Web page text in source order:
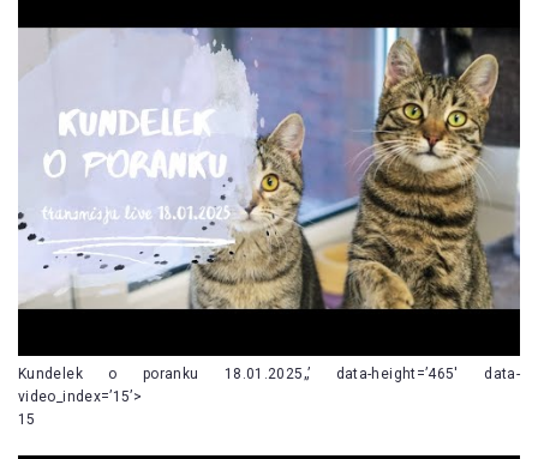
Kundelek o poranku 18.01.2025„’ data-height=’465′ data-
video_index=’15’>
15